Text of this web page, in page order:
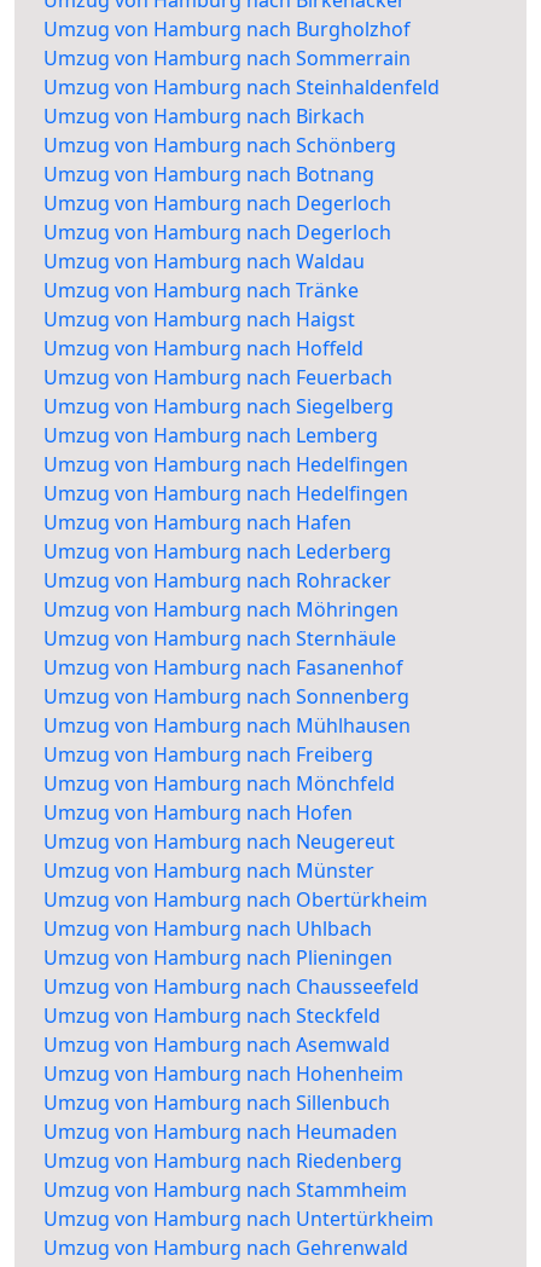
Umzug von Hamburg nach Burgholzhof
Umzug von Hamburg nach Sommerrain
Umzug von Hamburg nach Steinhaldenfeld
Umzug von Hamburg nach Birkach
Umzug von Hamburg nach Schönberg
Umzug von Hamburg nach Botnang
Umzug von Hamburg nach Degerloch
Umzug von Hamburg nach Degerloch
Umzug von Hamburg nach Waldau
Umzug von Hamburg nach Tränke
Umzug von Hamburg nach Haigst
Umzug von Hamburg nach Hoffeld
Umzug von Hamburg nach Feuerbach
Umzug von Hamburg nach Siegelberg
Umzug von Hamburg nach Lemberg
Umzug von Hamburg nach Hedelfingen
Umzug von Hamburg nach Hedelfingen
Umzug von Hamburg nach Hafen
Umzug von Hamburg nach Lederberg
Umzug von Hamburg nach Rohracker
Umzug von Hamburg nach Möhringen
Umzug von Hamburg nach Sternhäule
Umzug von Hamburg nach Fasanenhof
Umzug von Hamburg nach Sonnenberg
Umzug von Hamburg nach Mühlhausen
Umzug von Hamburg nach Freiberg
Umzug von Hamburg nach Mönchfeld
Umzug von Hamburg nach Hofen
Umzug von Hamburg nach Neugereut
Umzug von Hamburg nach Münster
Umzug von Hamburg nach Obertürkheim
Umzug von Hamburg nach Uhlbach
Umzug von Hamburg nach Plieningen
Umzug von Hamburg nach Chausseefeld
Umzug von Hamburg nach Steckfeld
Umzug von Hamburg nach Asemwald
Umzug von Hamburg nach Hohenheim
Umzug von Hamburg nach Sillenbuch
Umzug von Hamburg nach Heumaden
Umzug von Hamburg nach Riedenberg
Umzug von Hamburg nach Stammheim
Umzug von Hamburg nach Untertürkheim
Umzug von Hamburg nach Gehrenwald